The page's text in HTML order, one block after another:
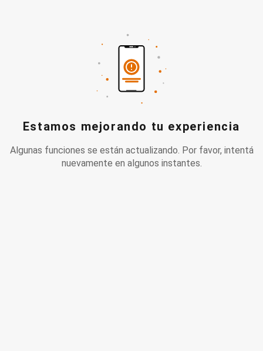
Estamos mejorando tu experiencia
Algunas funciones se están actualizando. Por favor, intentá
nuevamente en algunos instantes.